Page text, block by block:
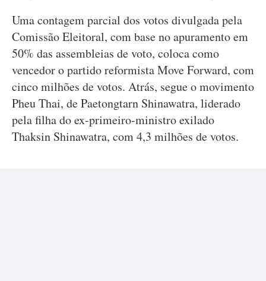
Uma contagem parcial dos votos divulgada pela
Comissão Eleitoral, com base no apuramento em
50% das assembleias de voto, coloca como
vencedor o partido reformista Move Forward, com
cinco milhões de votos. Atrás, segue o movimento
Pheu Thai, de Paetongtarn Shinawatra, liderado
pela filha do ex-primeiro-ministro exilado
Thaksin Shinawatra, com 4,3 milhões de votos.